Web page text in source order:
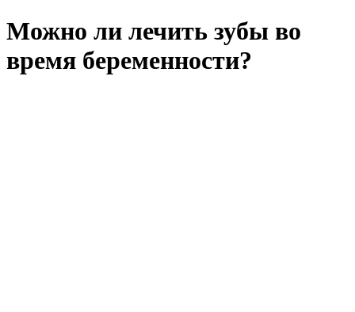
Можно ли лечить зубы во
время беременности?